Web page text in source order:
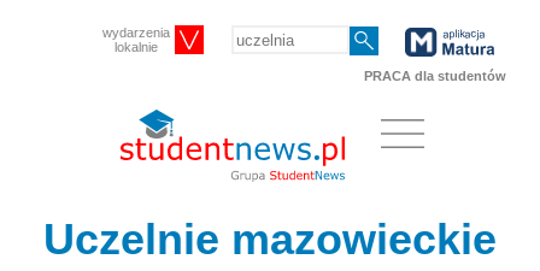
wydarzenia
lokalnie
PRACA dla studentów
Uczelnie mazowieckie